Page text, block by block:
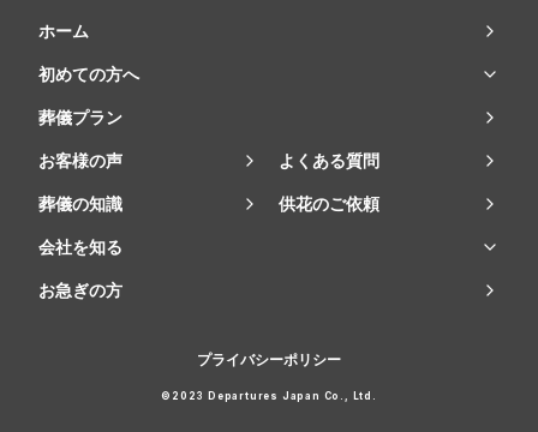
ホーム
初めての方へ
葬儀プラン
お客様の声 よくある質問
葬儀の知識 供花のご依頼
会社を知る
お急ぎの方
プライバシーポリシー
©2023 Departures Japan Co., Ltd.